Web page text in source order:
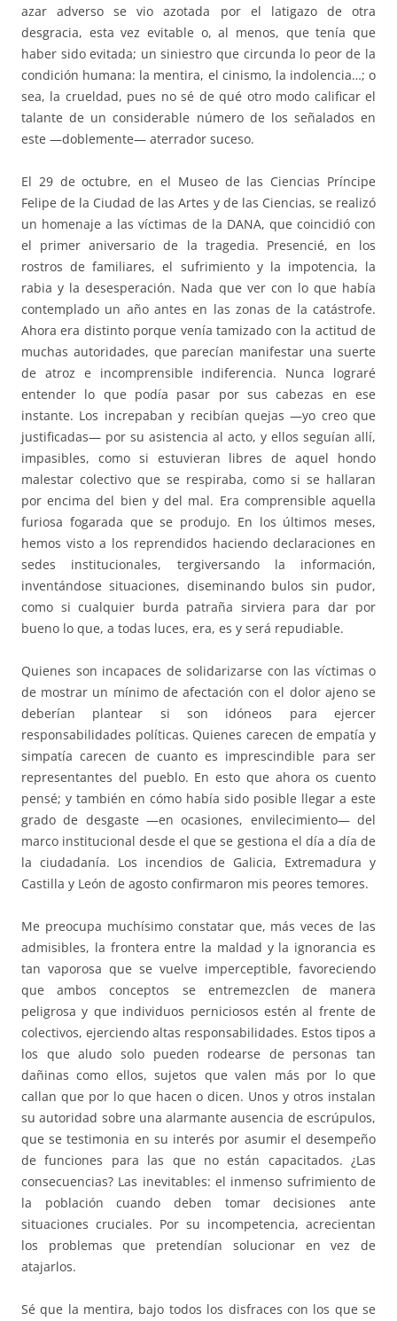
azar adverso se vio azotada por el latigazo de otra
desgracia, esta vez evitable o, al menos, que tenía que
haber sido evitada; un siniestro que circunda lo peor de la
condición humana: la mentira, el cinismo, la indolencia…; o
sea, la crueldad, pues no sé de qué otro modo calificar el
talante de un considerable número de los señalados en
este —doblemente— aterrador suceso.
El 29 de octubre, en el Museo de las Ciencias Príncipe
Felipe de la Ciudad de las Artes y de las Ciencias, se realizó
un homenaje a las víctimas de la DANA, que coincidió con
el primer aniversario de la tragedia. Presencié, en los
rostros de familiares, el sufrimiento y la impotencia, la
rabia y la desesperación. Nada que ver con lo que había
contemplado un año antes en las zonas de la catástrofe.
Ahora era distinto porque venía tamizado con la actitud de
muchas autoridades, que parecían manifestar una suerte
de atroz e incomprensible indiferencia. Nunca lograré
entender lo que podía pasar por sus cabezas en ese
instante. Los increpaban y recibían quejas —yo creo que
justificadas— por su asistencia al acto, y ellos seguían allí,
impasibles, como si estuvieran libres de aquel hondo
malestar colectivo que se respiraba, como si se hallaran
por encima del bien y del mal. Era comprensible aquella
furiosa fogarada que se produjo. En los últimos meses,
hemos visto a los reprendidos haciendo declaraciones en
sedes institucionales, tergiversando la información,
inventándose situaciones, diseminando bulos sin pudor,
como si cualquier burda patraña sirviera para dar por
bueno lo que, a todas luces, era, es y será repudiable.
Quienes son incapaces de solidarizarse con las víctimas o
de mostrar un mínimo de afectación con el dolor ajeno se
deberían plantear si son idóneos para ejercer
responsabilidades políticas. Quienes carecen de empatía y
simpatía carecen de cuanto es imprescindible para ser
representantes del pueblo. En esto que ahora os cuento
pensé; y también en cómo había sido posible llegar a este
grado de desgaste —en ocasiones, envilecimiento— del
marco institucional desde el que se gestiona el día a día de
la ciudadanía. Los incendios de Galicia, Extremadura y
Castilla y León de agosto confirmaron mis peores temores.
Me preocupa muchísimo constatar que, más veces de las
admisibles, la frontera entre la maldad y la ignorancia es
tan vaporosa que se vuelve imperceptible, favoreciendo
que ambos conceptos se entremezclen de manera
peligrosa y que individuos perniciosos estén al frente de
colectivos, ejerciendo altas responsabilidades. Estos tipos a
los que aludo solo pueden rodearse de personas tan
dañinas como ellos, sujetos que valen más por lo que
callan que por lo que hacen o dicen. Unos y otros instalan
su autoridad sobre una alarmante ausencia de escrúpulos,
que se testimonia en su interés por asumir el desempeño
de funciones para las que no están capacitados. ¿Las
consecuencias? Las inevitables: el inmenso sufrimiento de
la población cuando deben tomar decisiones ante
situaciones cruciales. Por su incompetencia, acrecientan
los problemas que pretendían solucionar en vez de
atajarlos.
Sé que la mentira, bajo todos los disfraces con los que se